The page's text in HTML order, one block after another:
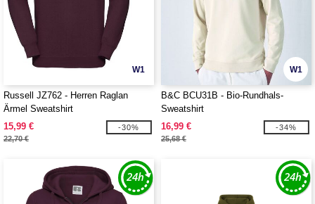
W1
Russell JZ762 - Herren Raglan
Ärmel Sweatshirt
15,99 €
22,70 €
-30%
W1
B&C BCU31B - Bio-Rundhals-
Sweatshirt
16,99 €
25,68 €
-34%